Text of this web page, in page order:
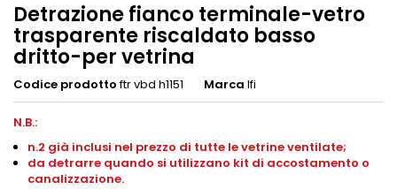
Detrazione fianco terminale-vetro
trasparente riscaldato basso
dritto-per vetrina
Codice prodotto ftr vbd h1151 Marca Ifi
N.B.:
n.2 già inclusi nel prezzo di tutte le vetrine ventilate;
da detrarre quando si utilizzano kit di accostamento o
canalizzazione.